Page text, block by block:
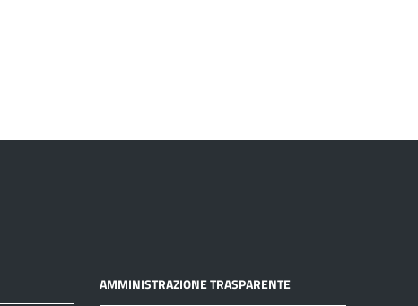
AMMINISTRAZIONE TRASPARENTE